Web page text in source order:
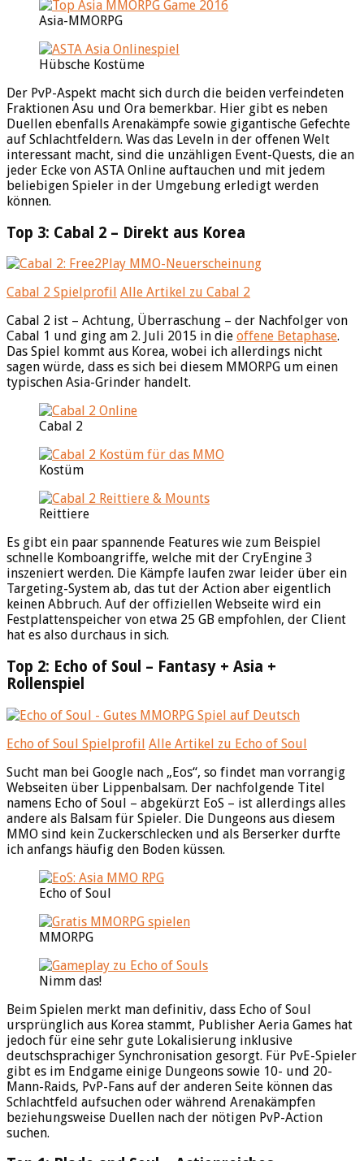
Asia-MMORPG
Hübsche Kostüme
Der PvP-Aspekt macht sich durch die beiden verfeindeten
Fraktionen Asu und Ora bemerkbar. Hier gibt es neben
Duellen ebenfalls Arenakämpfe sowie gigantische Gefechte
auf Schlachtfeldern. Was das Leveln in der offenen Welt
interessant macht, sind die unzähligen Event-Quests, die an
jeder Ecke von ASTA Online auftauchen und mit jedem
beliebigen Spieler in der Umgebung erledigt werden
können.
Top 3: Cabal 2 – Direkt aus Korea
Cabal 2 Spielprofil Alle Artikel zu Cabal 2
Cabal 2 ist – Achtung, Überraschung – der Nachfolger von
Cabal 1 und ging am 2. Juli 2015 in die offene Betaphase.
Das Spiel kommt aus Korea, wobei ich allerdings nicht
sagen würde, dass es sich bei diesem MMORPG um einen
typischen Asia-Grinder handelt.
Cabal 2
Kostüm
Reittiere
Es gibt ein paar spannende Features wie zum Beispiel
schnelle Komboangriffe, welche mit der CryEngine 3
inszeniert werden. Die Kämpfe laufen zwar leider über ein
Targeting-System ab, das tut der Action aber eigentlich
keinen Abbruch. Auf der offiziellen Webseite wird ein
Festplattenspeicher von etwa 25 GB empfohlen, der Client
hat es also durchaus in sich.
Top 2: Echo of Soul – Fantasy + Asia +
Rollenspiel
Echo of Soul Spielprofil Alle Artikel zu Echo of Soul
Sucht man bei Google nach „Eos“, so findet man vorrangig
Webseiten über Lippenbalsam. Der nachfolgende Titel
namens Echo of Soul – abgekürzt EoS – ist allerdings alles
andere als Balsam für Spieler. Die Dungeons aus diesem
MMO sind kein Zuckerschlecken und als Berserker durfte
ich anfangs häufig den Boden küssen.
Echo of Soul
MMORPG
Nimm das!
Beim Spielen merkt man definitiv, dass Echo of Soul
ursprünglich aus Korea stammt, Publisher Aeria Games hat
jedoch für eine sehr gute Lokalisierung inklusive
deutschsprachiger Synchronisation gesorgt. Für PvE-Spieler
gibt es im Endgame einige Dungeons sowie 10- und 20-
Mann-Raids, PvP-Fans auf der anderen Seite können das
Schlachtfeld aufsuchen oder während Arenakämpfen
beziehungsweise Duellen nach der nötigen PvP-Action
suchen.